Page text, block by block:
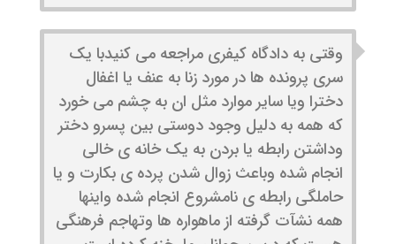
وقتی به دادگاه کیفری مراجعه می کنیدبا یک
سری پرونده ها در مورد زنا به عنف یا اغفال
دخترا ویا سایر موارد مثل ان به چشم می خورد
که همه به دلیل وجود دوستی بین پسرو دختر
وداشتن رابطه یا بردن به یک خانه ی خالی
انجام شده وباعث زوال شدن پرده ی بکارت و یا
حاملگی رابطه ی نامشروع انجام شده واینها
همه نشآت گرفته از ماهواره ها وتهاجم فرهنگی